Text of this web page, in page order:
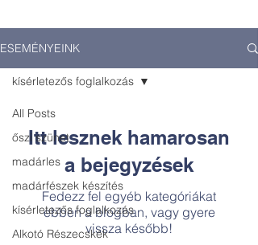
ESEMÉNYEINK
All Posts
őszi szünet
madárles
madárfészek készítés
kísérletezős foglalkozás
Alkotó Részecskék
kísérletezős foglalkozás
Itt lesznek hamarosan
a bejegyzések
Fedezz fel egyéb kategóriákat
ebben a blogban, vagy gyere
vissza később!